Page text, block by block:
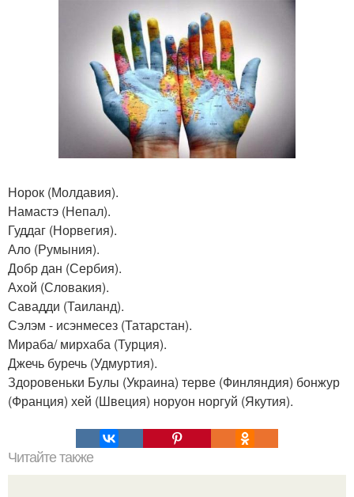
Норок (Молдавия).
Намастэ (Непал).
Гуддаг (Норвегия).
Ало (Румыния).
Добр дан (Сербия).
Ахой (Словакия).
Савадди (Таиланд).
Сэлэм - исэнмесез (Татарстан).
Мираба/ мирхаба (Турция).
Джечь буречь (Удмуртия).
Здоровеньки Булы (Украина) терве (Финляндия) бонжур
(Франция) хей (Швеция) норуон норгуй (Якутия).
Читайте также